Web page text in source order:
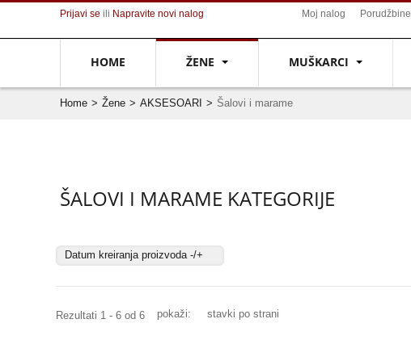
Prijavi se ili Napravite novi nalog Moj nalog Porudžbine
HOME ŽENE MUŠKARCI
Home > Žene > AKSESOARI > Šalovi i marame
ŠALOVI I MARAME KATEGORIJE
Datum kreiranja proizvoda -/+
Rezultati 1 - 6 od 6 pokaži: stavki po strani